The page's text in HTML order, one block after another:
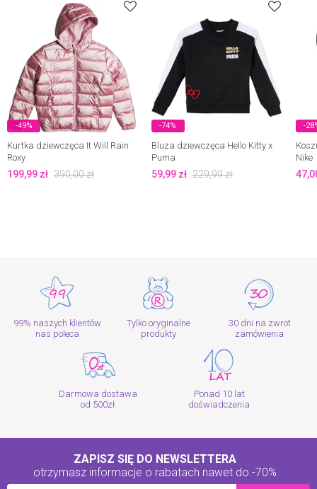
-49%
Kurtka dziewczęca It Will Rain
Roxy
199,99 zł 390,00zł
-74%
Bluza dziewczęca Hello Kitty x
Puma
59,99zł 229,99zł
-
Nike
99% naszych klientów
nas poleca
Tylko oryginalne
produkty
30 dni na zwrot
zamówienia
Darmowa dostawa
od 500zł
Ponad 10 lat
doświadczenia
ZAPISZ SIĘ DO NEWSLETTERA
otrzymasz informacje o rabatach nawet do -70%